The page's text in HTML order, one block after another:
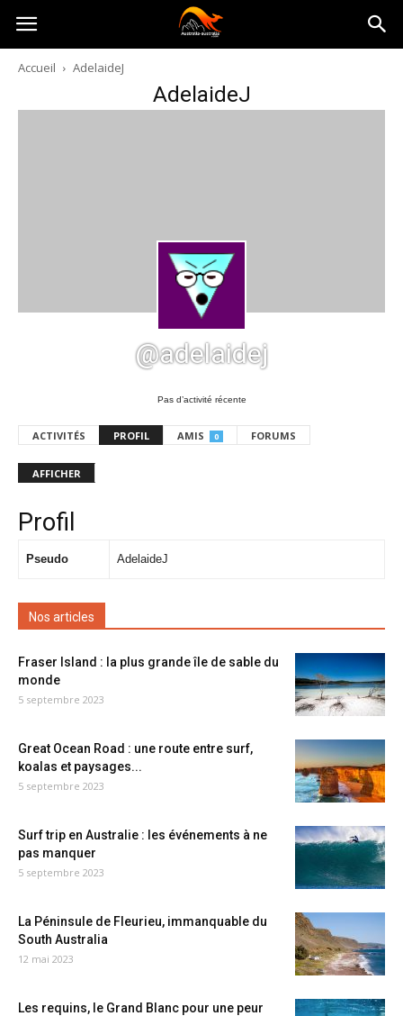
Australia-
australie.com
Accueil AdelaideJ
AdelaideJ
@adelaidej
Pas d’activité récente
ACTIVITÉS PROFIL AMIS 0 FORUMS
AFFICHER
Profil
Pseudo AdelaideJ
Nos articles
Fraser Island : la plus grande île de sable du
monde
5 septembre 2023
Great Ocean Road : une route entre surf,
koalas et paysages...
5 septembre 2023
Surf trip en Australie : les événements à ne
pas manquer
5 septembre 2023
La Péninsule de Fleurieu, immanquable du
South Australia
12 mai 2023
Les requins, le Grand Blanc pour une peur